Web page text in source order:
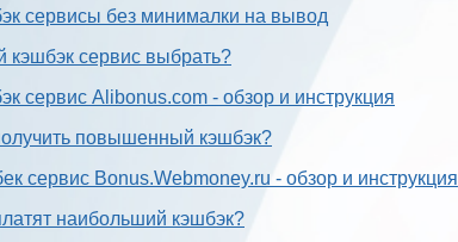
сервисы без минималки на вывод
кэшбэк сервис выбрать?
сервис Alibonus.com - обзор и инструкция
повышенный кэшбэк?
сервис Bonus.Webmoney.ru - обзор и инструкция
наибольший кэшбэк?